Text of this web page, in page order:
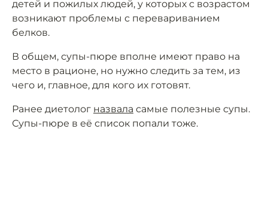
детей и пожилых людей, у которых с возрастом
возникают проблемы с перевариванием
белков.
В общем, супы-пюре вполне имеют право на
место в рационе, но нужно следить за тем, из
чего и, главное, для кого их готовят.
Ранее диетолог назвала самые полезные супы.
Супы-пюре в её список попали тоже.